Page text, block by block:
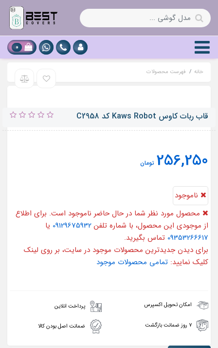
0
خانه فهرست محصولات
قاب ربات کاوس Kaws Robot کد C2958
256,250 تومان
ناموجود
محصول مورد نظر شما در حال حاضر ناموجود است. برای اطلاع
از موجودی این محصول، با شماره تلفن 09129675932 یا
09353266617 تماس بگیرید.
برای دیدن جدیدترین محصولات موجود در سایت، بر روی لینک
کلیک نمایید: تمامی محصولات موجود
امکان تحویل اکسپرس پرداخت انلاین
۷ روز ضمانت بازگشت ضمانت اصل بودن کالا